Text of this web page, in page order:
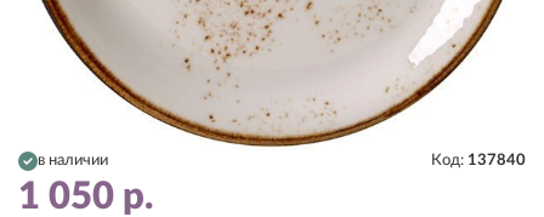
в наличии Код: 137840
1 050 р.